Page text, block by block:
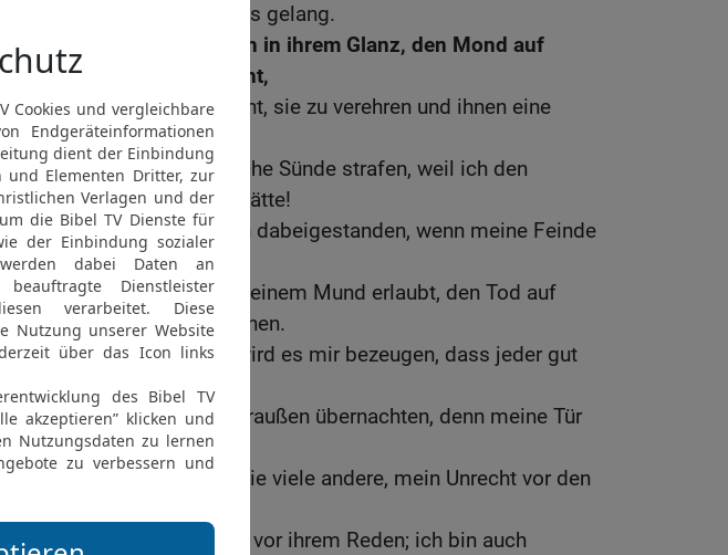
meine Arbeit nicht, die stets gelang.
26
Wenn ich die Sonne sah in ihrem Glanz, den Mond auf
seiner Bahn in voller Pracht,
27 dann war ich nie versucht, sie zu verehren und ihnen eine
Kusshand zuzuwerfen.
Der Richter müsste solche Sünde strafen, weil ich den
höchsten Gott verleugnet hätte!
29 Ich hab nie schadenfroh dabeigestanden, wenn meine Feinde
Not und Unglück traf.
30 Ich hab auch niemals meinem Mund erlaubt, den Tod auf
einen Feind herabzuwünschen.
31 Wer je mein Gast war, wird es mir bezeugen, dass jeder gut
und reich bewirtet wurde.
32 Kein Fremder musste draußen übernachten, denn meine Tür
stand immer allen offen.
33
Ich habe nie versucht, wie viele andere, mein Unrecht vor den
Ich hatte niemals Angst vor ihrem Reden; ich bin auch